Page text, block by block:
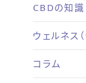
CBDの知識
ウェルネス
コラム